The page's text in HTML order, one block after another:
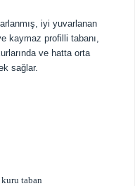
iyi yuvarlanan
kaymaz profilli tabanı,
ve hatta orta
sağlar.
taban